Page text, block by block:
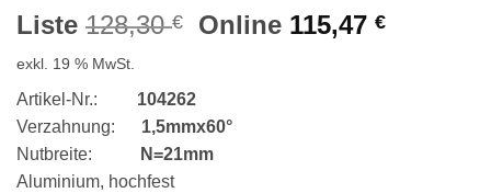
Liste 128,30€
Ursprünglicher
Online 115,47€
exkl. 19 % MwSt.
Artikel-Nr.: 104262
Verzahnung: 1,5mmx60°
Nutbreite:
N=21mm
Aluminium, hochfest